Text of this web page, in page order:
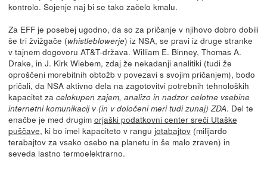
kontrolo. Sojenje naj bi se tako začelo kmalu.
Za EFF je posebej ugodno, da so za pričanje v njihovo dobro dobili
še tri žvižgače (whistleblowerje) iz NSA, se pravi iz druge stranke
v tajnem dogovoru AT&T-država. William E. Binney, Thomas A.
Drake, in J. Kirk Wiebem, zdaj že nekadanji analitiki (tudi že
oproščeni morebitnih obtožb v povezavi s svojim pričanjem), bodo
pričali, da NSA aktivno dela na zagotovitvi potrebnih tehnoloških
kapacitet za celokupen zajem, analizo in nadzor celotne vsebine
internetni komunikacij v (in v določeni meri tudi zunaj) ZDA. Del te
enačbe je med drugim orjaški podatkovni center sreči Utaške
puščave, ki bo imel kapaciteto v rangu jotabajtov(milijardo
terabajtov za vsako osebo na planetu in še malo zraven) in
seveda lastno termoelektrarno.